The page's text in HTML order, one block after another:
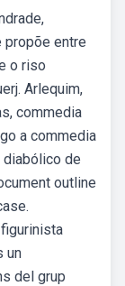
propõe entre
o riso
Arlequim,
commedia
a commedia
diabólico de
outline
un
del grup